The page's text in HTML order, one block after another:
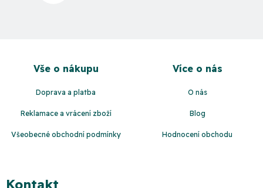
Vše o nákupu
Doprava a platba
Reklamace a vrácení zboží
Všeobecné obchodní podmínky
Více o nás
O nás
Blog
Hodnocení obchodu
Kontakt